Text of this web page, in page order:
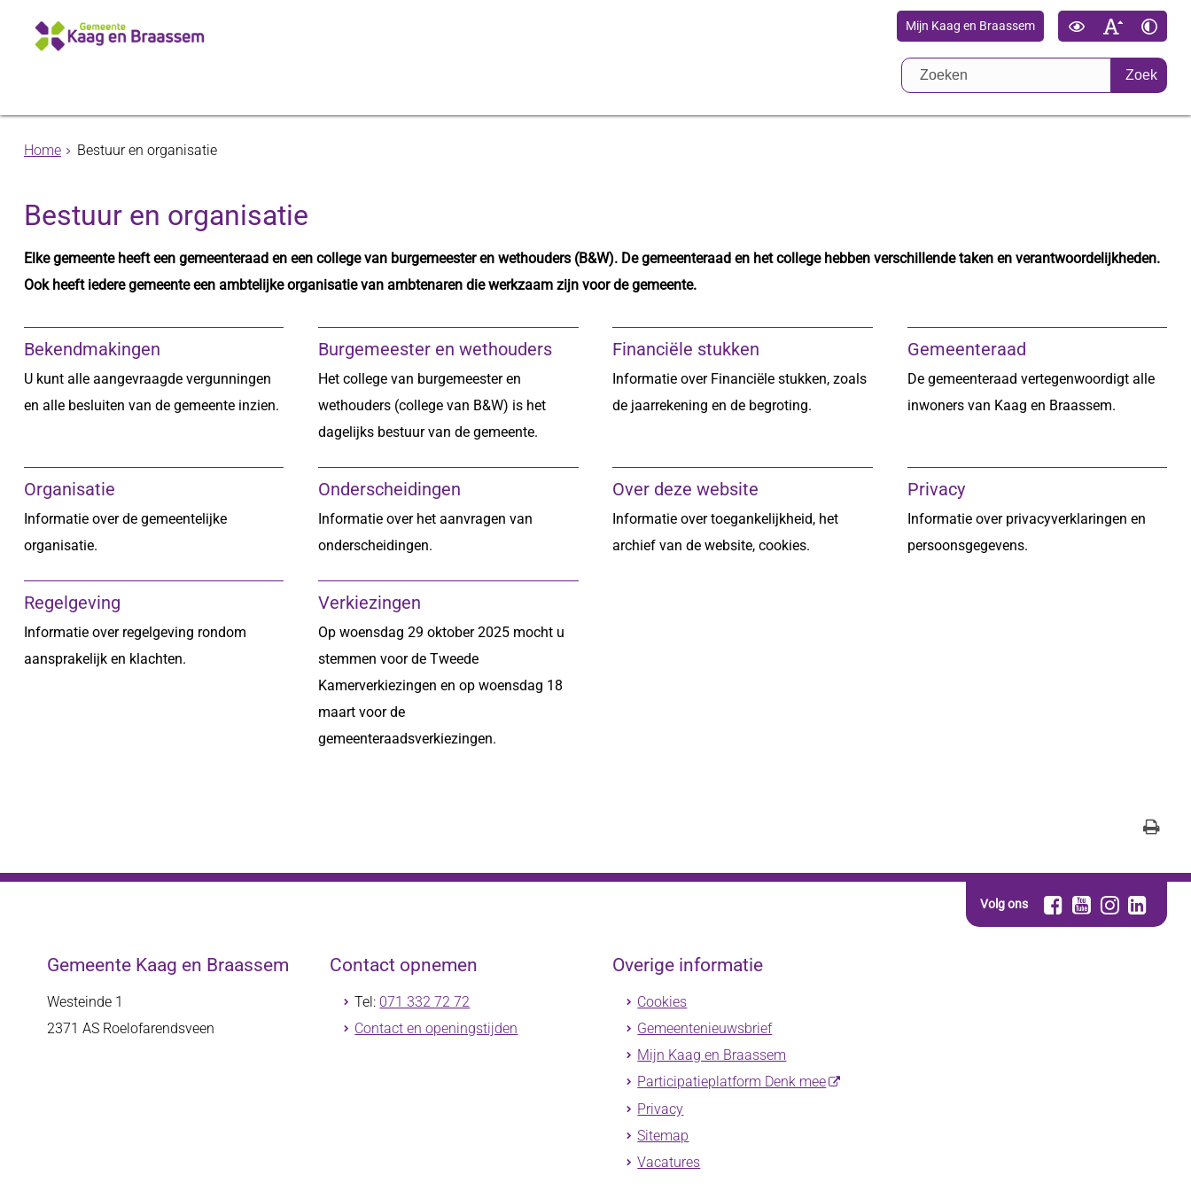
Mijn Kaag en Braassem
Zoek
Home Bestuur en organisatie
Bestuur en organisatie
Elke gemeente heeft een gemeenteraad en een college van burgemeester en wethouders (B&W). De gemeenteraad en het college hebben verschillende taken en verantwoordelijkheden.
Ook heeft iedere gemeente een ambtelijke organisatie van ambtenaren die werkzaam zijn voor de gemeente.
Bekendmakingen
U kunt alle aangevraagde vergunningen
en alle besluiten van de gemeente inzien.
Burgemeester en wethouders
Het college van burgemeester en
wethouders (college van B&W) is het
dagelijks bestuur van de gemeente.
Financiële stukken
Informatie over Financiële stukken, zoals
de jaarrekening en de begroting.
Gemeenteraad
De gemeenteraad vertegenwoordigt alle
inwoners van Kaag en Braassem.
Organisatie
Informatie over de gemeentelijke
organisatie.
Onderscheidingen
Informatie over het aanvragen van
onderscheidingen.
Over deze website
Informatie over toegankelijkheid, het
archief van de website, cookies.
Privacy
Informatie over privacyverklaringen en
persoonsgegevens.
Regelgeving
Informatie over regelgeving rondom
aansprakelijk en klachten.
Verkiezingen
Op woensdag 29 oktober 2025 mocht u
stemmen voor de Tweede
Kamerverkiezingen en op woensdag 18
maart voor de
gemeenteraadsverkiezingen.
Volg ons
Gemeente Kaag en Braassem
Westeinde 1
2371 AS Roelofarendsveen
Contact opnemen
Tel: 071 332 72 72
Contact en openingstijden
Overige informatie
Cookies
Gemeentenieuwsbrief
Mijn Kaag en Braassem
Participatieplatform Denk mee
Privacy
Sitemap
Vacatures